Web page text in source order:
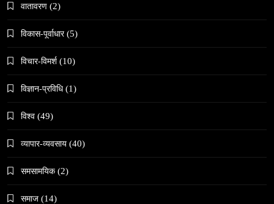
काठमाडौँमा चिरोत्थानसँगै होली पर्व शुभारम्भ
वातावरण (2)
विकास-पूर्वाधार (5)
विचार-विमर्श (10)
विज्ञान-प्रविधि (1)
विश्व (49)
व्यापार-व्यवसाय (40)
समसामयिक (2)
समाज (14)